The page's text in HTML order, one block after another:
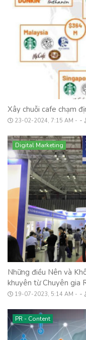
Xây chuỗi cafe chạm
23-02-2024, 7:15 AM -
Digital Marketing
Những điều Nên và
khuyên từ Chuyên gia
19-07-2023, 5:14 AM -
PR - Content